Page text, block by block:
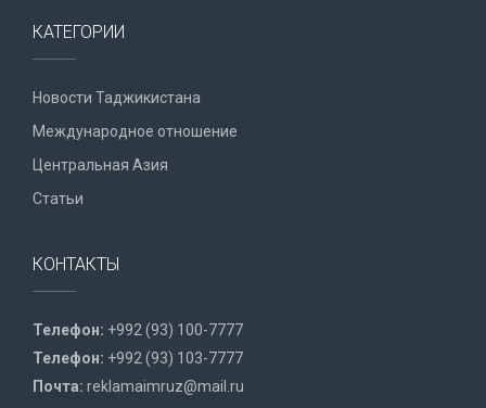
КАТЕГОРИИ
Новости Таджикистана
Международное отношение
Центральная Азия
Статьи
КОНТАКТЫ
Телефон: +992 (93) 100-7777
Телефон: +992 (93) 103-7777
Почта: reklamaimruz@mail.ru